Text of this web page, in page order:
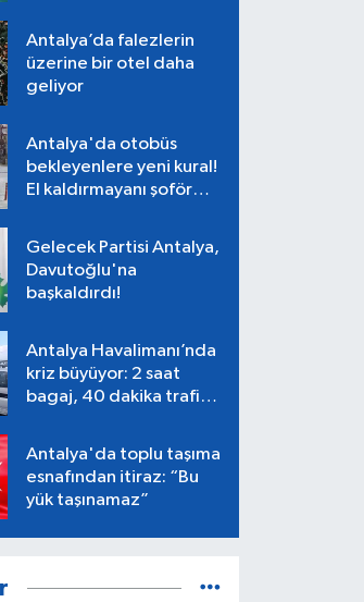
Antalya’da falezlerin
üzerine bir otel daha
geliyor
Antalya'da otobüs
bekleyenlere yeni kural!
El kaldırmayanı şoför
Gelecek Partisi Antalya,
Davutoğlu'na
başkaldırdı!
Antalya Havalimanı’nda
kriz büyüyor: 2 saat
bagaj, 40 dakika trafik,
Antalya'da toplu taşıma
esnafından itiraz: “Bu
yük taşınamaz”